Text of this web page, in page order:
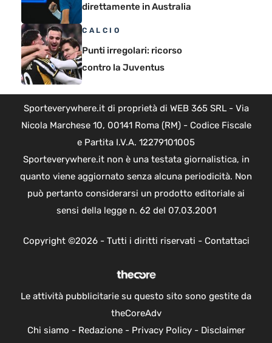
direttamente in Australia
CALCIO
Punti irregolari: ricorso
contro la Juventus
Sporteverywhere.it di proprietà di WEB 365 SRL - Via
Nicola Marchese 10, 00141 Roma (RM) - Codice Fiscale
e Partita I.V.A. 12279101005
Sporteverywhere.it non è una testata giornalistica, in
quanto viene aggiornato senza alcuna periodicità. Non
può pertanto considerarsi un prodotto editoriale ai
sensi della legge n. 62 del 07.03.2001
Copyright ©2026 - Tutti i diritti riservati - Contattaci
Le attività pubblicitarie su questo sito sono gestite da
theCoreAdv
Chi siamo - Redazione- Privacy Policy- Disclaimer